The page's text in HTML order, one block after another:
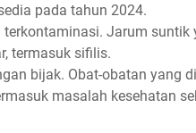
pada tahun 2024.
Jarum
termasuk sifilis.
bijak. Obat-obatan yang
masalah kesehatan